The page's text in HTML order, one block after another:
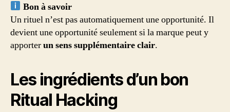
Bon à savoir
Un rituel n’est pas automatiquement une opportunité. Il
devient une opportunité seulement si la marque peut y
apporterun sens supplémentaire clair.
Les ingrédients d’un bon
Ritual Hacking